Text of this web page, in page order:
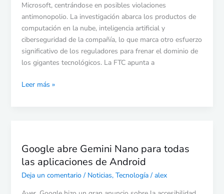
Microsoft, centrándose en posibles violaciones
antimonopolio. La investigación abarca los productos de
computación en la nube, inteligencia artificial y
ciberseguridad de la compañía, lo que marca otro esfuerzo
significativo de los reguladores para frenar el dominio de
los gigantes tecnológicos. La FTC apunta a
en
la
IA
y
más
Leer más »
Google abre Gemini Nano para todas
las aplicaciones de Android
Deja un comentario / Noticias, Tecnología/ alex
Gemini
Nano
para